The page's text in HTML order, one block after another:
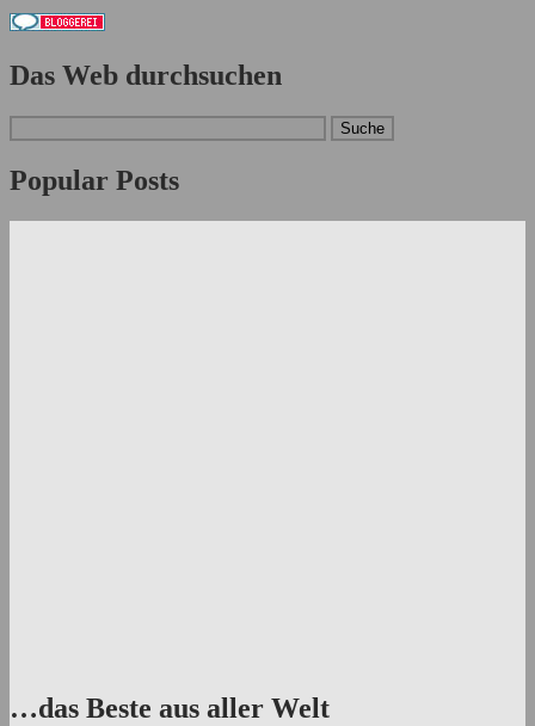
Das Web durchsuchen
Popular Posts
…das Beste aus aller Welt